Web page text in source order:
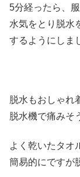
5分経ったら、
水気をとり脱水
するようにしま
脱水もおしゃれ
脱水機で痛みそ
よく乾いたタオ
簡易的にですが